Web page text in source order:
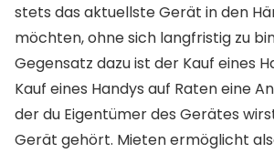
stets das aktuellste Gerät in den
möchten, ohne sich langfristig zu
Gegensatz dazu ist der Kauf eines
Kauf eines Handys auf Raten eine
der du Eigentümer des Gerätes
Gerät gehört. Mieten ermöglicht